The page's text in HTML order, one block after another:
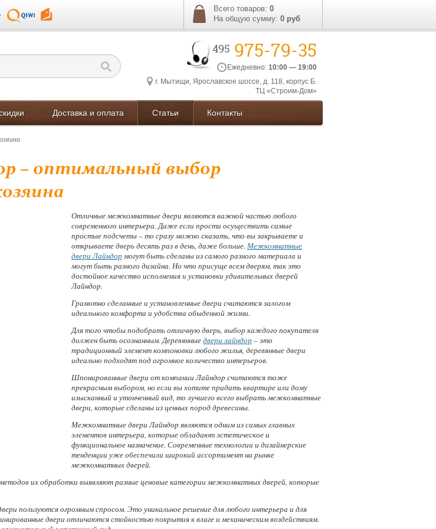
Всего товаров: 0
На общую сумму: 0 руб
495 975-79-35
Ежедневно: 10:00 — 19:00
г. Мытищи, Ярославское шоссе, д. 118, корпус Б.
ТЦ «Строим-Дом»
Доставка и оплата Статьи Контакты
– оптимальный выбор
Отличные межкомнатные двери являются важной частью любого
современного интерьера. Даже если прости осуществить самые
простые подсчеты – то сразу можно сказать, что вы закрываете и
открываете дверь десять раз в день, даже больше. Межкомнатные
двери Лайндормогут быть сделаны из самого разного материала и
могут быть разного дизайна. Но что присуще всем дверям, так это
достойное качество исполнения и установки удивительных дверей
Лайндор.
Грамотно сделанные и установленные двери считаются залогом
идеального комфорта и удобства обыденной жизни.
Для того чтобы подобрать отличную дверь, выбор каждого покупателя
должен быть осознанным. Деревянныедвери лайндор – это
традиционный элемент компоновки любого жилья, деревянные двери
идеально подходят под огромное количество интерьеров.
Шпонированные двери от компании Лайндор считаются тоже
прекрасным выбором, но если вы хотите придать квартире или дому
изысканный и утонченный вид, то лучшего всего выбрать межкомнатные
двери, которые сделаны из ценных пород древесины.
Межкомнатные двери Лайндор являются одним из самых главных
элементов интерьера, которые обладают эстетическое и
функциональное назначение. Современные технологии и дизайнерские
тенденции уже обеспечили широкий ассортимент на рынке
межкомнатных дверей.
их обработки выявляют разные ценовые категории межкомнатных дверей, которые
пользуются огромным спросом. Это уникальное решение для любого интерьера и для
двери отличаются стойкостью покрытия к влаге и механическим воздействиям.